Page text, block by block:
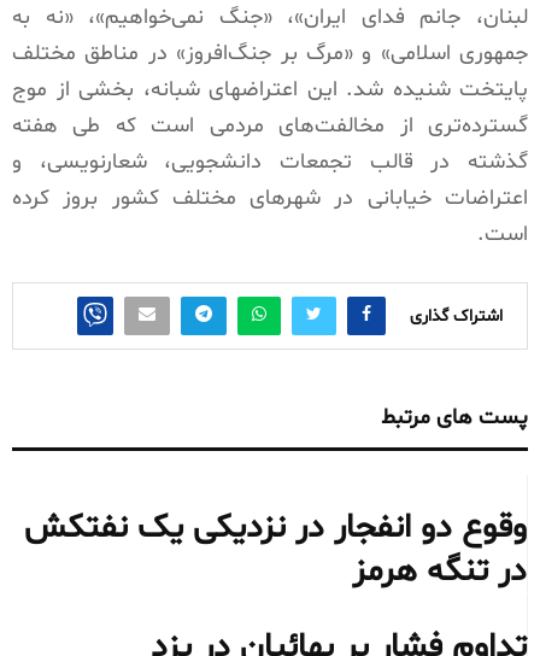
لبنان، جانم فدای ایران»، «جنگ نمی‌خواهیم»، «نه به
جمهوری اسلامی» و «مرگ بر جنگ‌افروز» در مناطق مختلف
پایتخت شنیده شد. این اعتراضهای شبانه، بخشی از موج
گسترده‌تری از مخالفت‌های مردمی است که طی هفته
گذشته در قالب تجمعات دانشجویی، شعارنویسی، و
اعتراضات خیابانی در شهرهای مختلف کشور بروز کرده
است.
اشتراک گذاری
پست های مرتبط
وقوع دو انفجار در نزدیکی یک نفتکش
در تنگه هرمز